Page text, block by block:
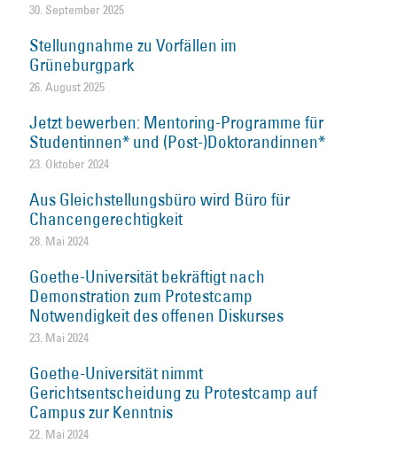
30. September 2025
Stellungnahme zu Vorfällen im
Grüneburgpark
26. August 2025
Jetzt bewerben: Mentoring-Programme für
Studentinnen* und (Post-)Doktorandinnen*
23. Oktober 2024
Aus Gleichstellungsbüro wird Büro für
Chancengerechtigkeit
28. Mai 2024
Goethe-Universität bekräftigt nach
Demonstration zum Protestcamp
Notwendigkeit des offenen Diskurses
23. Mai 2024
Goethe-Universität nimmt
Gerichtsentscheidung zu Protestcamp auf
Campus zur Kenntnis
22. Mai 2024